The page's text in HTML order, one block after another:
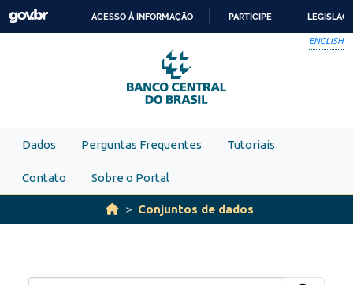
Skip to main content
PARA
O
CONTEÚDO
ACESSO À INFORMAÇÃO PARTICIPE
ENGLISH
Dados Perguntas Frequentes Tutoriais
Contato Sobre o Portal
Conjuntos de dados